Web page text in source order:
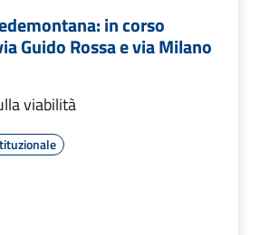
in corso
Guido Rossa e via Milano
viabilità